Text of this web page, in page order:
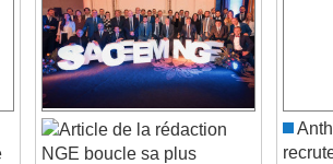
NGE boucle sa plus
importante acquisition à